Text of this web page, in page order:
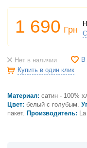
1 690 Грн
Нет в наличии В
Купить в один клик
Материал: сатин - 100%
Цвет: белый с голубым.
пакет. Производитель: